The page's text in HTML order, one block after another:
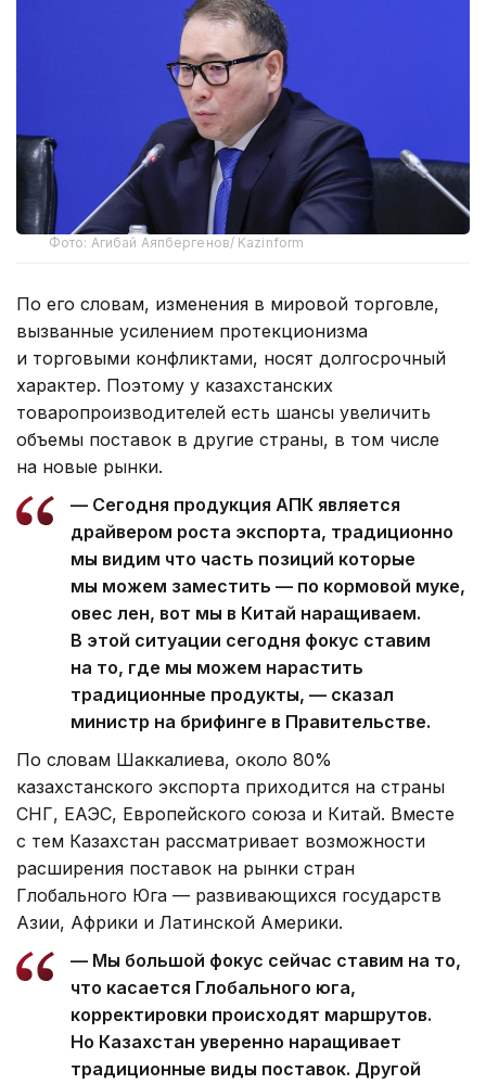
Фото: Агибай Аяпбергенов/ Kazinform
По его словам, изменения в мировой торговле,
вызванные усилением протекционизма
и торговыми конфликтами, носят долгосрочный
характер. Поэтому у казахстанских
товаропроизводителей есть шансы увеличить
объемы поставок в другие страны, в том числе
на новые рынки.
— Сегодня продукция АПК является
драйвером роста экспорта, традиционно
мы видим что часть позиций которые
мы можем заместить — по кормовой муке,
овес лен, вот мы в Китай наращиваем.
В этой ситуации сегодня фокус ставим
на то, где мы можем нарастить
традиционные продукты, — сказал
министр на брифинге в Правительстве.
По словам Шаккалиева, около 80%
казахстанского экспорта приходится на страны
СНГ, ЕАЭС, Европейского союза и Китай. Вместе
с тем Казахстан рассматривает возможности
расширения поставок на рынки стран
Глобального Юга — развивающихся государств
Азии, Африки и Латинской Америки.
— Мы большой фокус сейчас ставим на то,
что касается Глобального юга,
корректировки происходят маршрутов.
Но Казахстан уверенно наращивает
традиционные виды поставок. Другой